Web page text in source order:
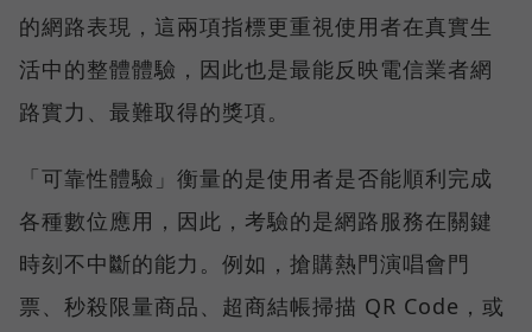
的網路表現，這兩項指標更重視使用者在真實生
活中的整體體驗，因此也是最能反映電信業者網
路實力、最難取得的獎項。
「可靠性體驗」衡量的是使用者是否能順利完成
各種數位應用，因此，考驗的是網路服務在關鍵
時刻不中斷的能力。例如，搶購熱門演唱會門
票、秒殺限量商品、超商結帳掃描 QR Code，或